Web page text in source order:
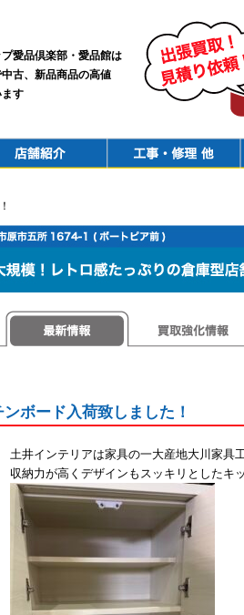
愛品倶楽部・愛品館は
古、新品商品の高値
す
ボード入荷致しました！
土井インテリアは家具の一大産地大川家具
収納力が高くデザインもスッキリとしたキ